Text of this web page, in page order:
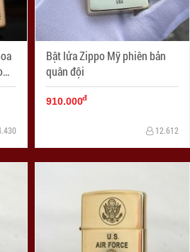
Bật lửa Zippo Mỹ phiên bản
quân đội
910.000đ
12.612